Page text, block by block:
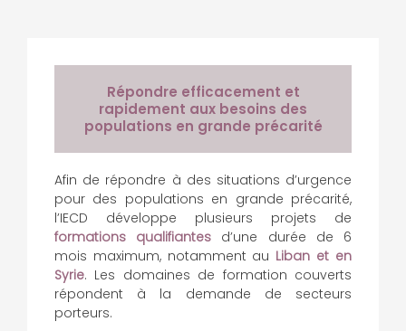
Répondre efficacement et
rapidement aux besoins des
populations en grande précarité
Afin de répondre à des situations d’urgence
pour des populations en grande précarité,
l’IECD développe plusieurs projets de
formations qualifiantes d’une durée de 6
mois maximum, notamment au Liban et en
Syrie. Les domaines de formation couverts
répondent à la demande de secteurs
porteurs.